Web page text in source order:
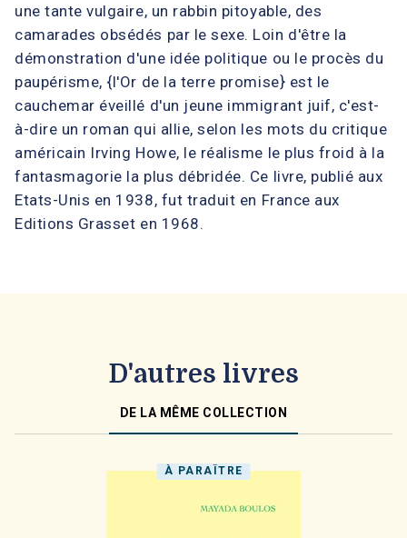
une tante vulgaire, un rabbin pitoyable, des
camarades obsédés par le sexe. Loin d'être la
démonstration d'une idée politique ou le procès du
paupérisme, {l'Or de la terre promise} est le
cauchemar éveillé d'un jeune immigrant juif, c'est-
à-dire un roman qui allie, selon les mots du critique
américain Irving Howe, le réalisme le plus froid à la
fantasmagorie la plus débridée. Ce livre, publié aux
Etats-Unis en 1938, fut traduit en France aux
Editions Grasset en 1968.
D'autres livres
DE LA MÊME COLLECTION
À PARAÎTRE